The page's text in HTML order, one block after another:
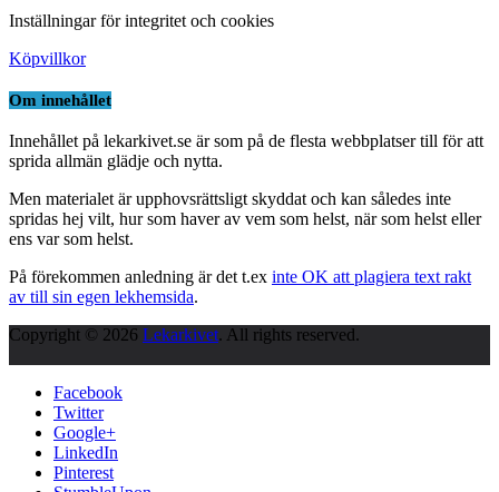
Inställningar för integritet och cookies
Köpvillkor
Om innehållet
Innehållet på lekarkivet.se är som på de flesta webbplatser till för att
sprida allmän glädje och nytta.
Men materialet är upphovsrättsligt skyddat och kan således inte
spridas hej vilt, hur som haver av vem som helst, när som helst eller
ens var som helst.
På förekommen anledning är det t.ex inte OK att plagiera text rakt
av till sin egen lekhemsida.
Copyright © 2026 Lekarkivet. All rights reserved.
Facebook
Twitter
Google+
LinkedIn
Pinterest